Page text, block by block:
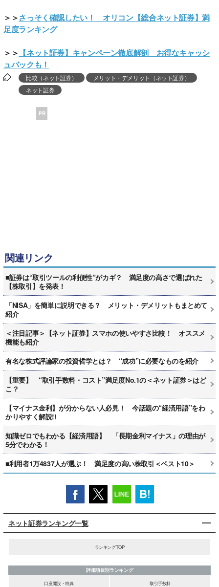
＞＞さっそく確認したい！ オリコン【総合ネット証券】満
足度ランキング
＞＞ 【ネット証券】キャンペーン徹底解剖 お得なキャッシ
ュバックも！
比較（ネット証券）
メリット・デメリット（ネット証券）
ネット証券
PR
関連リンク
■証券は“取引ツールの利便性”がカギ？ 満足度の高さで選ばれた
【株取引】を発表！
「NISA」を簡単に説明できる？ メリット・デメリットもまとめて
紹介
＜注目記事＞【ネット証券】スマホの使いやすさ比較！ オススメ
機能も紹介
有名な株式評論家の投資哲学とは？ “成功”に必要なものを紹介
【重要】 “取引手数料・コスト”満足度No.1の＜ネット証券＞はど
こ？
【マイナス金利】が分からない人必見！ 今話題の“経済用語”をわ
かりやすく解説!!
知識ゼロでもわかる【経済用語】 「長期金利マイナス」の理由が
5分でわかる！
■利用者1万4837人が選ぶ！ 満足度の高い株取引＜ベスト10＞
ネット証券ランキング一覧
ランキングTOP
評価項目別ランキング
口座開設・特典
取引手数料